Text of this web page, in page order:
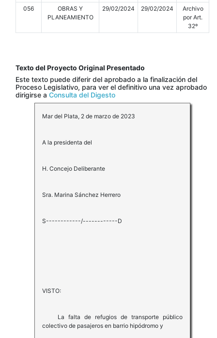
056
OBRAS Y
PLANEAMIENTO
29/02/2024 29/02/2024
Archivo
por Art.
32º
Texto del Proyecto Original Presentado
Este texto puede diferir del aprobado a la finalización del
Proceso Legislativo, para ver el definitivo una vez aprobado
dirigirse a Consulta del Digesto
Mar del Plata, 2 de marzo de 2023
A la presidenta del
H. Concejo Deliberante
Sra. Marina Sánchez Herrero
S------------/------------D
VISTO:
La falta de refugios de transporte público
colectivo de pasajeros en barrio hipódromo y